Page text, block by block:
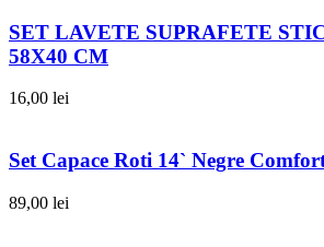
SET LAVETE SUPRAFETE
58X40 CM
16,00 lei
Set Capace Roti 14` Negre
89,00 lei